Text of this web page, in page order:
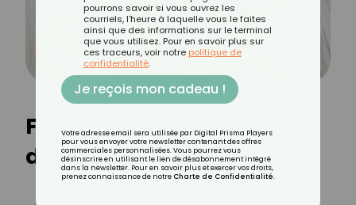
Faut-il arrêter de manger
des mini carottes ?
pourrons savoir si vous ouvrez les
courriels, l'heure à laquelle vous le faites
ainsi que des informations sur le terminal
que vous utilisez. Pour en savoir plus sur
ces traceurs, voir notre politique de
confidentialité.
Je reçois mon cadeau !
Votre adresse email sera utilisée par Digital Prisma Players
pour vous envoyer votre newsletter contenant des offres
commerciales personnalisées. Vous pourrez vous
désinscrire en utilisant le lien de désabonnement intégré
dans la newsletter. Pour en savoir plus et exercer vos droits,
prenez connaissance de notre Charte de Confidentialité.